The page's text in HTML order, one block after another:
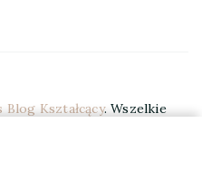
Blog Kształcący. Wszelkie